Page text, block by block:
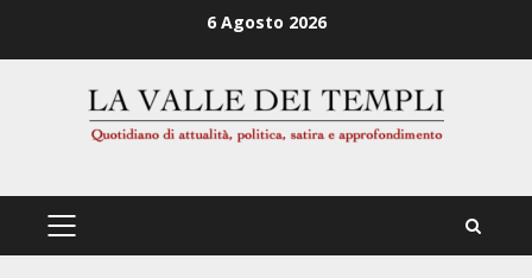
6 Agosto 2026
PRIMÄRES